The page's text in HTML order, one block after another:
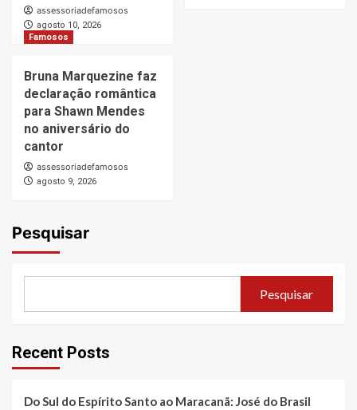
assessoriadefamosos
agosto 10, 2026
Famosos
Bruna Marquezine faz
declaração romântica
para Shawn Mendes
no aniversário do
cantor
assessoriadefamosos
agosto 9, 2026
Pesquisar
Pesquisar
Recent Posts
Do Sul do Espírito Santo ao Maracanã: José do Brasil